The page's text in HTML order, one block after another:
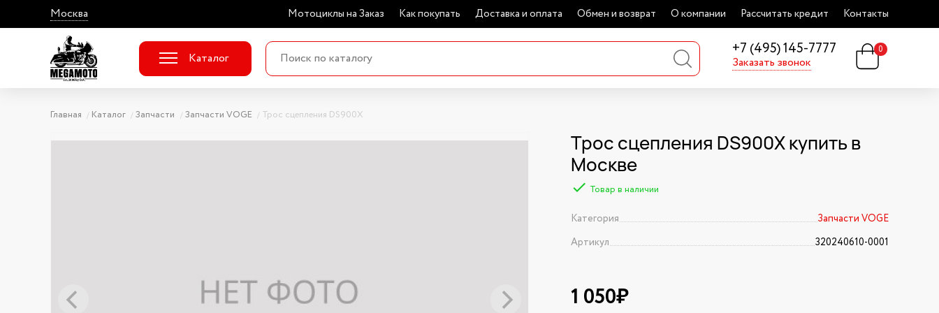
Москва Мотоциклы на Заказ Как покупать Доставка и оплата Обмен и возврат О компании Рассчитать кредит Контакты
+7 (495) 145-7777
Заказать звонок
Каталог
0
Главная Каталог Запчасти Запчасти VOGE Трос сцепления DS900X
Трос сцепления DS900X купить в
Москве
Товар в наличии
Категория
Запчасти VOGE
Артикул
320240610-0001
1 050₽